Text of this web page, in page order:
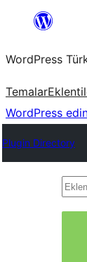
İçeriğe
WordPress
Temalar
WordPress
Plugin Directory